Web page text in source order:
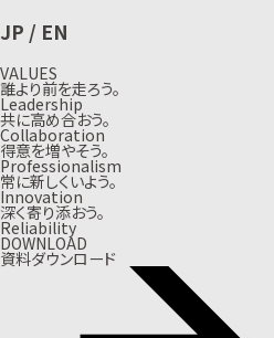
JP / EN
VALUES
誰より前を走ろう。
Leadership
共に高め合おう。
Collaboration
得意を増やそう。
Professionalism
常に新しくいよう。
Innovation
深く寄り添おう。
Reliability
DOWNLOAD
資料ダウンロード